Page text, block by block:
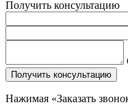
Получить консультацию
Нажимая «Заказать